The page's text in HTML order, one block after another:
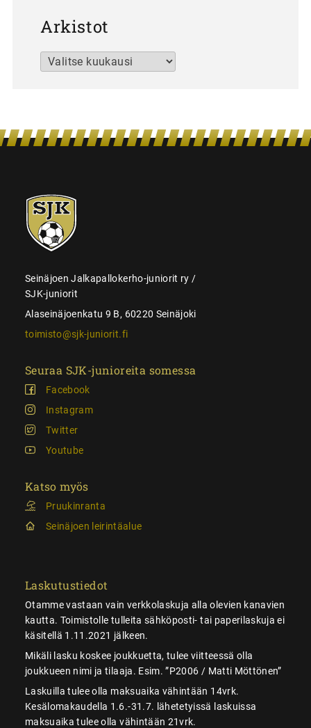
Arkistot
Arkistot
SJK-
juniorit
Seinäjoen Jalkapallokerho-juniorit ry /
SJK-juniorit
Alaseinäjoenkatu 9 B, 60220 Seinäjoki
toimisto@sjk-juniorit.fi
Seuraa SJK-junioreita somessa
Facebook
Instagram
Twitter
Youtube
Katso myös
Pruukinranta
Seinäjoen leirintäalue
Laskutustiedot
Otamme vastaan vain verkkolaskuja alla olevien kanavien
kautta. Toimistolle tulleita sähköposti- tai paperilaskuja ei
käsitellä 1.11.2021 jälkeen.
Mikäli lasku koskee joukkuetta, tulee viitteessä olla
joukkueen nimi ja tilaaja. Esim. ”P2006 / Matti Möttönen”
Laskuilla tulee olla maksuaika vähintään 14vrk.
Kesälomakaudella 1.6.-31.7. lähetetyissä laskuissa
maksuaika tulee olla vähintään 21vrk.